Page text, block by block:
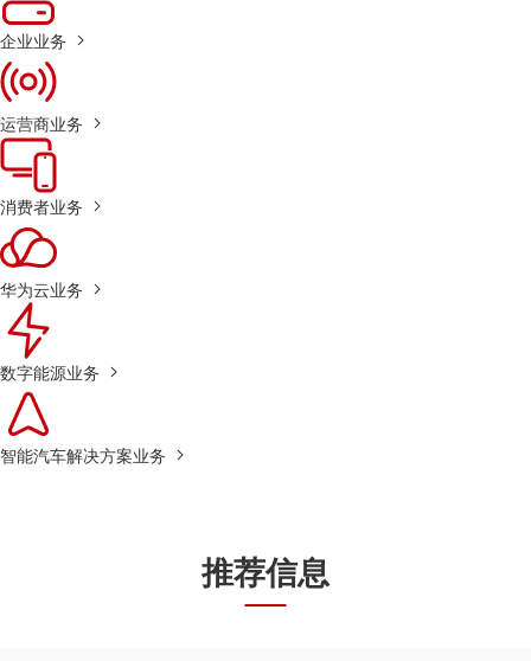
企业业务
运营商业务
消费者业务
华为云业务
数字能源业务
智能汽车解决方案业务
推荐信息